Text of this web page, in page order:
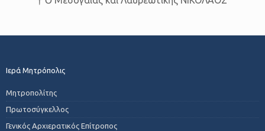
Ιερά Μητρόπολις
Μητροπολίτης
Πρωτοσύγκελλος
Γενικός Αρχιερατικός Επίτροπος